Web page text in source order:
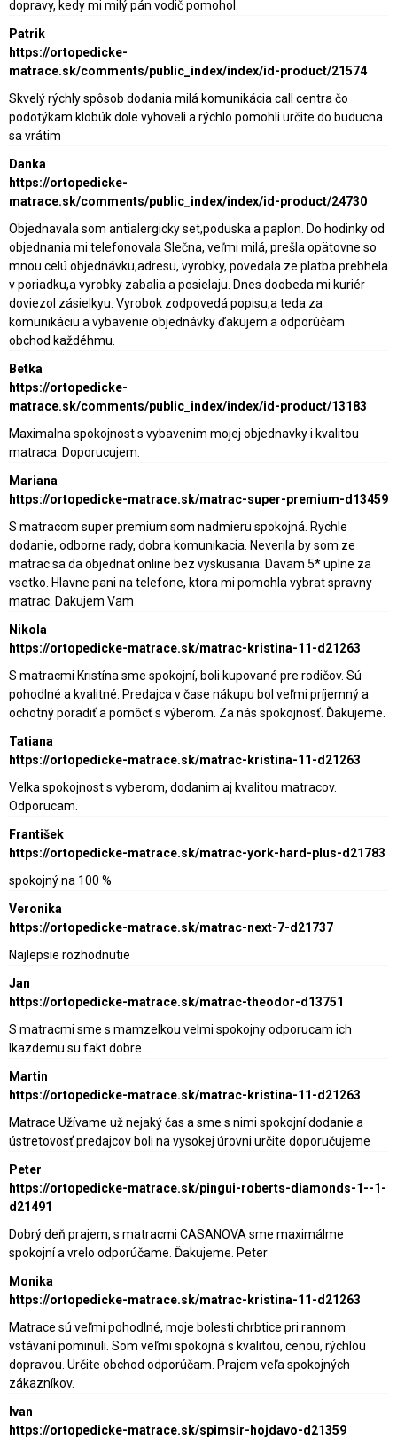
dopravy, kedy mi milý pán vodič pomohol.
Patrik
https://ortopedicke-
matrace.sk/comments/public_index/index/id-product/21574
Skvelý rýchly spôsob dodania milá komunikácia call centra čo
podotýkam klobúk dole vyhoveli a rýchlo pomohli určite do buducna
sa vrátim
Danka
https://ortopedicke-
matrace.sk/comments/public_index/index/id-product/24730
Objednavala som antialergicky set,poduska a paplon. Do hodinky od
objednania mi telefonovala Slečna, veľmi milá, prešla opätovne so
mnou celú objednávku,adresu, vyrobky, povedala ze platba prebhela
v poriadku,a vyrobky zabalia a posielaju. Dnes doobeda mi kuriér
doviezol zásielkyu. Vyrobok zodpovedá popisu,a teda za
komunikáciu a vybavenie objednávky ďakujem a odporúčam
obchod každéhmu.
Betka
https://ortopedicke-
matrace.sk/comments/public_index/index/id-product/13183
Maximalna spokojnost s vybavenim mojej objednavky i kvalitou
matraca. Doporucujem.
Mariana
https://ortopedicke-matrace.sk/matrac-super-premium-d13459
S matracom super premium som nadmieru spokojná. Rychle
dodanie, odborne rady, dobra komunikacia. Neverila by som ze
matrac sa da objednat online bez vyskusania. Davam 5* uplne za
vsetko. Hlavne pani na telefone, ktora mi pomohla vybrat spravny
matrac. Dakujem Vam
Nikola
https://ortopedicke-matrace.sk/matrac-kristina-11-d21263
S matracmi Kristína sme spokojní, boli kupované pre rodičov. Sú
pohodlné a kvalitné. Predajca v čase nákupu bol veľmi príjemný a
ochotný poradiť a pomôcť s výberom. Za nás spokojnosť. Ďakujeme.
Tatiana
https://ortopedicke-matrace.sk/matrac-kristina-11-d21263
Velka spokojnost s vyberom, dodanim aj kvalitou matracov.
Odporucam.
František
https://ortopedicke-matrace.sk/matrac-york-hard-plus-d21783
spokojný na 100 %
Veronika
https://ortopedicke-matrace.sk/matrac-next-7-d21737
Najlepsie rozhodnutie
Jan
https://ortopedicke-matrace.sk/matrac-theodor-d13751
S matracmi sme s mamzelkou velmi spokojny odporucam ich
lkazdemu su fakt dobre…
Martin
https://ortopedicke-matrace.sk/matrac-kristina-11-d21263
Matrace Užívame už nejaký čas a sme s nimi spokojní dodanie a
ústretovosť predajcov boli na vysokej úrovni určite doporučujeme
Peter
https://ortopedicke-matrace.sk/pingui-roberts-diamonds-1--1-
d21491
Dobrý deň prajem, s matracmi CASANOVA sme maximálme
spokojní a vrelo odporúčame. Ďakujeme. Peter
Monika
https://ortopedicke-matrace.sk/matrac-kristina-11-d21263
Matrace sú veľmi pohodlné, moje bolesti chrbtice pri rannom
vstávaní pominuli. Som veľmi spokojná s kvalitou, cenou, rýchlou
dopravou. Určite obchod odporúčam. Prajem veľa spokojných
zákazníkov.
Ivan
https://ortopedicke-matrace.sk/spimsir-hojdavo-d21359